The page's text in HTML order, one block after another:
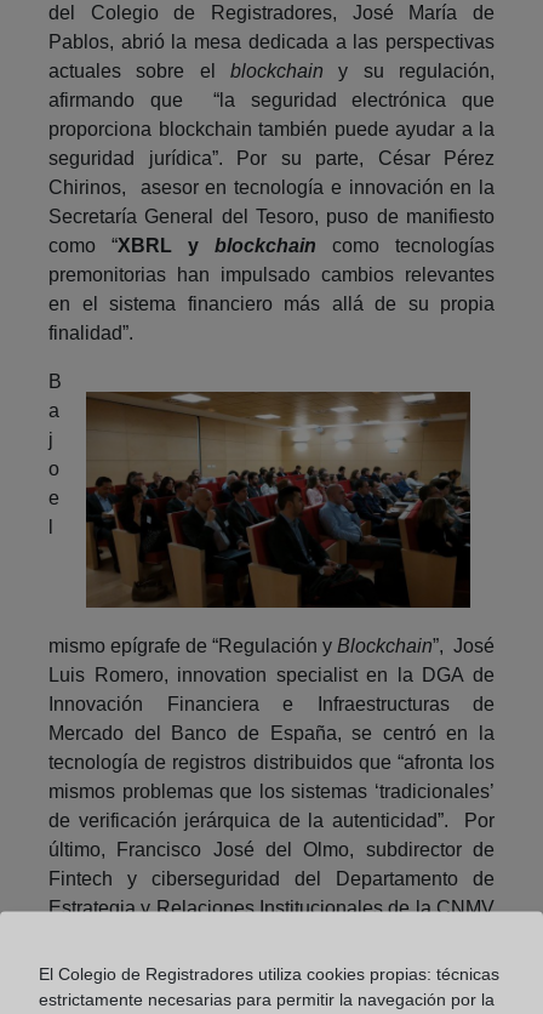
del Colegio de Registradores, José María de
Pablos, abrió la mesa dedicada a las perspectivas
actuales sobre el blockchain y su regulación,
afirmando que “la seguridad electrónica que
proporciona blockchain también puede ayudar a la
seguridad jurídica”. Por su parte, César Pérez
Chirinos, asesor en tecnología e innovación en la
Secretaría General del Tesoro, puso de manifiesto
como “XBRL y blockchain como tecnologías
premonitorias han impulsado cambios relevantes
en el sistema financiero más allá de su propia
finalidad”.
B
a
j
o
e
mismo epígrafe de “Regulación y Blockchain”, José
Luis Romero, innovation specialist en la DGA de
Innovación Financiera e Infraestructuras de
Mercado del Banco de España, se centró en la
tecnología de registros distribuidos que “afronta los
mismos problemas que los sistemas ‘tradicionales’
de verificación jerárquica de la autenticidad”. Por
último, Francisco José del Olmo, subdirector de
Fintech y ciberseguridad del Departamento de
Estrategia y Relaciones Institucionales de la CNMV
Fintech de la Comisión Nacional del Mercado de
Valores ha recibido más de 230 proyectos, de los
El Colegio de Registradores utiliza cookies propias: técnicas
estrictamente necesarias para permitir la navegación por la